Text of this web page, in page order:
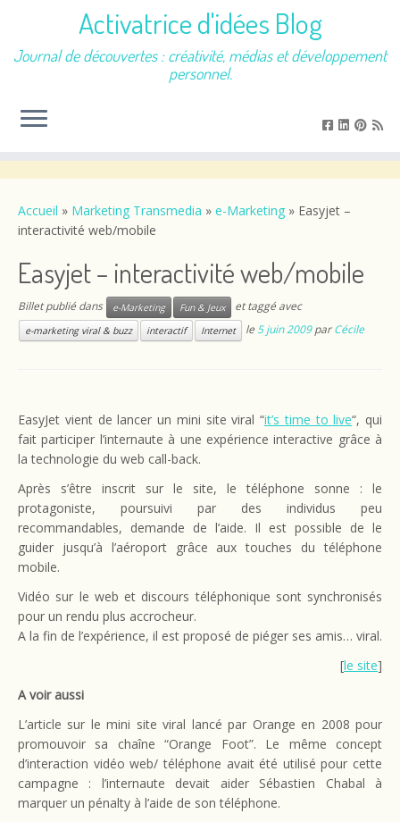
contenu
Activatrice d'idées Blog
Journal de découvertes : créativité, médias et développement
personnel.
Accueil » Marketing Transmedia » e-Marketing » Easyjet –
interactivité web/mobile
Easyjet – interactivité web/mobile
Billet publié dans e-Marketing Fun & Jeux et taggé avec
e-marketing viral & buzz interactif Internet le 5 juin 2009 parCécile
EasyJet vient de lancer un mini site viral “it’s time to live“, qui
fait participer l’internaute à une expérience interactive grâce à
la technologie du web call-back.
Après s’être inscrit sur le site, le téléphone sonne : le
protagoniste, poursuivi par des individus peu
recommandables, demande de l’aide. Il est possible de le
guider jusqu’à l’aéroport grâce aux touches du téléphone
mobile.
Vidéo sur le web et discours téléphonique sont synchronisés
pour un rendu plus accrocheur.
A la fin de l’expérience, il est proposé de piéger ses amis… viral.
[le site]
A voir aussi
L’article sur le mini site viral lancé par Orange en 2008 pour
promouvoir sa chaîne “Orange Foot”. Le même concept
d’interaction vidéo web/ téléphone avait été utilisé pour cette
campagne : l’internaute devait aider Sébastien Chabal à
marquer un pénalty à l’aide de son téléphone.